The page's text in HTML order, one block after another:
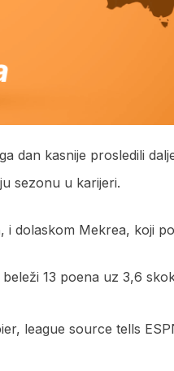
dan kasnije prosledili
sezonu u karijeri.
i dolaskom Mekrea, koji
13 poena uz 3,6
league source tells